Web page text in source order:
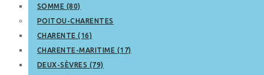
SOMME (80)
POITOU-CHARENTES
CHARENTE (16)
CHARENTE-MARITIME (17)
DEUX-SÈVRES (79)